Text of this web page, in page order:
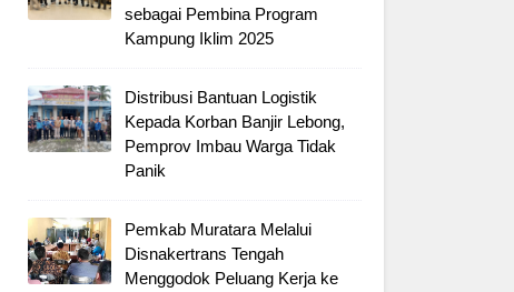
sebagai Pembina Program
Kampung Iklim 2025
Distribusi Bantuan Logistik
Kepada Korban Banjir Lebong,
Pemprov Imbau Warga Tidak
Panik
Pemkab Muratara Melalui
Disnakertrans Tengah
Menggodok Peluang Kerja ke